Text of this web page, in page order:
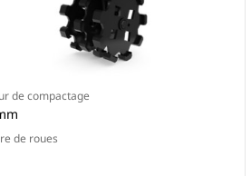
de compactage
de roues